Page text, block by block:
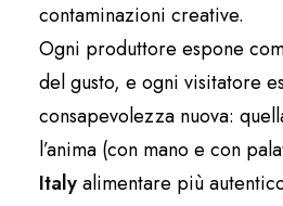
contaminazioni creative.
Ogni produttore espone
del gusto, e ogni visitatore
consapevolezza nuova:
l’anima (con mano e con
Italyalimentare più